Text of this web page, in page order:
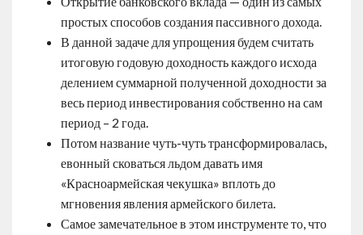
простых способов создания пассивного дохода.
В данной задаче для упрощения будем считать
итоговую годовую доходность каждого исхода
делением суммарной полученной доходности за
весь период инвестирования собственно на сам
период – 2 года.
Потом название чуть-чуть трансформировалась,
евонный сковаться льдом давать имя
«Красноармейская чекушка» вплоть до
мгновения явления армейского билета.
Самое замечательное в этом инструменте то, что